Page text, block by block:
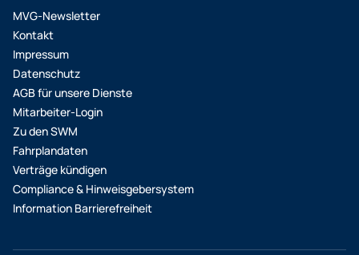
MVG-Newsletter
Kontakt
Impressum
Datenschutz
AGB für unsere Dienste
Mitarbeiter-Login
Zu den SWM
Fahrplandaten
Verträge kündigen
Compliance & Hinweisgebersystem
Information Barrierefreiheit